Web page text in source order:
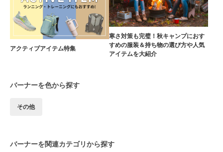
アクティブアイテム特集
寒さ対策も完璧！秋キャンプにおす
すめの服装＆持ち物の選び方や人気
アイテムを大紹介
バーナーを色から探す
その他
バーナーを関連カテゴリから探す